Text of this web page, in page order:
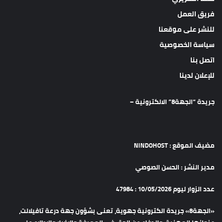
فريق العمل
للنشر على موقعنا
سياسة الخصوصية
اتصل بنا
للإعلان لدينا
جريدة “الجهة8” الالكترونية –
مضيف الموقع : NINDOHOST
مدير النشر : الحسن الصوصي
عدد الزوار ليوم 10/05/2026 : 47984
«الجهة8» جريدة الكترونية جهوية، تعنى بشؤون جهة درعة تافيلالت،